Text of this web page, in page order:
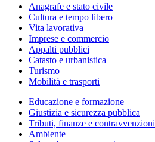
Anagrafe e stato civile
Cultura e tempo libero
Vita lavorativa
Imprese e commercio
Appalti pubblici
Catasto e urbanistica
Turismo
Mobilità e trasporti
Educazione e formazione
Giustizia e sicurezza pubblica
Tributi, finanze e contravvenzioni
Ambiente